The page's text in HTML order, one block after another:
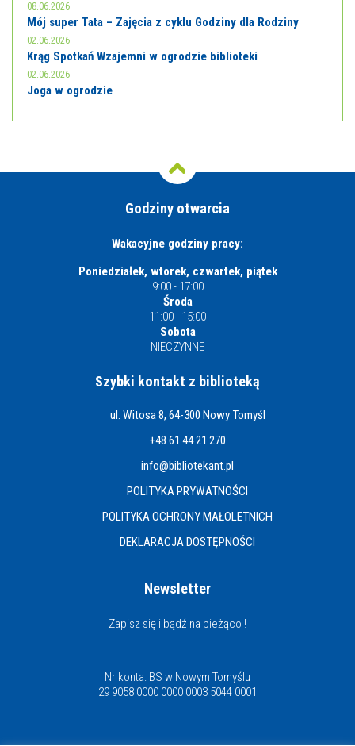
08.06.2026
Mój super Tata – Zajęcia z cyklu Godziny dla Rodziny
02.06.2026
Krąg Spotkań Wzajemni w ogrodzie biblioteki
02.06.2026
Joga w ogrodzie
Godziny otwarcia
Wakacyjne godziny pracy:
Poniedziałek, wtorek, czwartek, piątek
9:00 - 17:00
Środa
11:00 - 15:00
Sobota
NIECZYNNE
Szybki kontakt z biblioteką
ul. Witosa 8, 64-300 Nowy Tomyśl
+48 61 44 21 270
info@bibliotekant.pl
POLITYKA PRYWATNOŚCI
POLITYKA OCHRONY MAŁOLETNICH
DEKLARACJA DOSTĘPNOŚCI
Newsletter
Zapisz się i bądź na bieżąco !
Nr konta: BS w Nowym Tomyślu
29 9058 0000 0000 0003 5044 0001